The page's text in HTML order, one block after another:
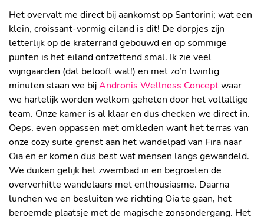
Het overvalt me direct bij aankomst op Santorini; wat een
klein, croissant-vormig eiland is dit! De dorpjes zijn
letterlijk op de kraterrand gebouwd en op sommige
punten is het eiland ontzettend smal. Ik zie veel
wijngaarden (dat belooft wat!) en met zo’n twintig
minuten staan we bijAndronis Wellness Conceptwaar
we hartelijk worden welkom geheten door het voltallige
team. Onze kamer is al klaar en dus checken we direct in.
Oeps, even oppassen met omkleden want het terras van
onze cozy suite grenst aan het wandelpad van Fira naar
Oia en er komen dus best wat mensen langs gewandeld.
We duiken gelijk het zwembad in en begroeten de
oververhitte wandelaars met enthousiasme. Daarna
lunchen we en besluiten we richting Oia te gaan, het
beroemde plaatsje met de magische zonsondergang. Het